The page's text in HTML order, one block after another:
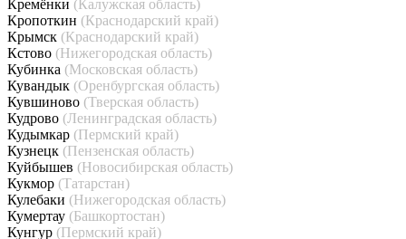
Кремёнки (Калужская область)
Кропоткин (Краснодарский край)
Крымск (Краснодарский край)
Кстово (Нижегородская область)
Кубинка (Московская область)
Кувандык (Оренбургская область)
Кувшиново (Тверская область)
Кудрово (Ленинградская область)
Кудымкар (Пермский край)
Кузнецк (Пензенская область)
Куйбышев (Новосибирская область)
Кукмор (Татарстан)
Кулебаки (Нижегородская область)
Кумертау (Башкортостан)
Кунгур (Пермский край)